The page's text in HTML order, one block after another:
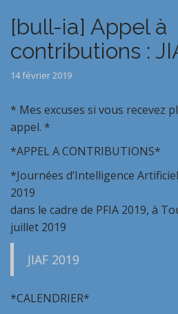
[bull-ia] Appel à
contributions :
14 février 2019
* Mes excuses si vous recevez
appel. *
*APPEL A CONTRIBUTIONS*
*Journées d’Intelligence
2019
dans le cadre de PFIA 2019, à
juillet 2019
JIAF 2019
*CALENDRIER*